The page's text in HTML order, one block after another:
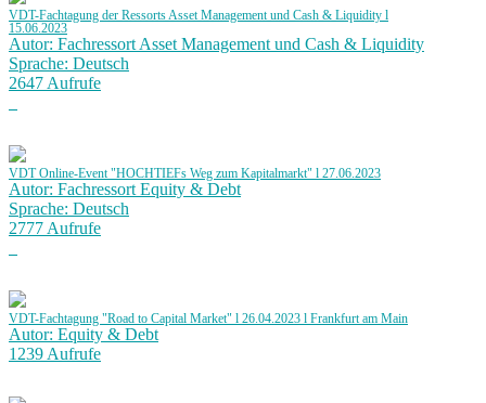
VDT-Fachtagung der Ressorts Asset Management und Cash & Liquidity l
15.06.2023
Autor: Fachressort Asset Management und Cash & Liquidity
Sprache: Deutsch
2647 Aufrufe
VDT Online-Event "HOCHTIEFs Weg zum Kapitalmarkt" l 27.06.2023
Autor: Fachressort Equity & Debt
Sprache: Deutsch
2777 Aufrufe
VDT-Fachtagung "Road to Capital Market" l 26.04.2023 l Frankfurt am Main
Autor: Equity & Debt
1239 Aufrufe